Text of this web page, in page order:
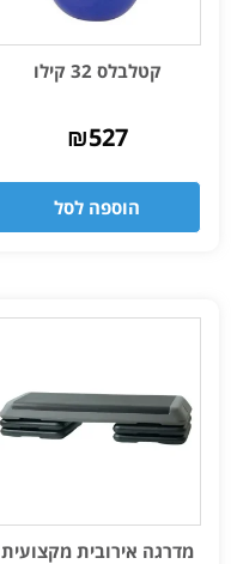
קטלבלס 32 קילו
₪527
הוספה לסל
מדרגה אירובית מקצועית